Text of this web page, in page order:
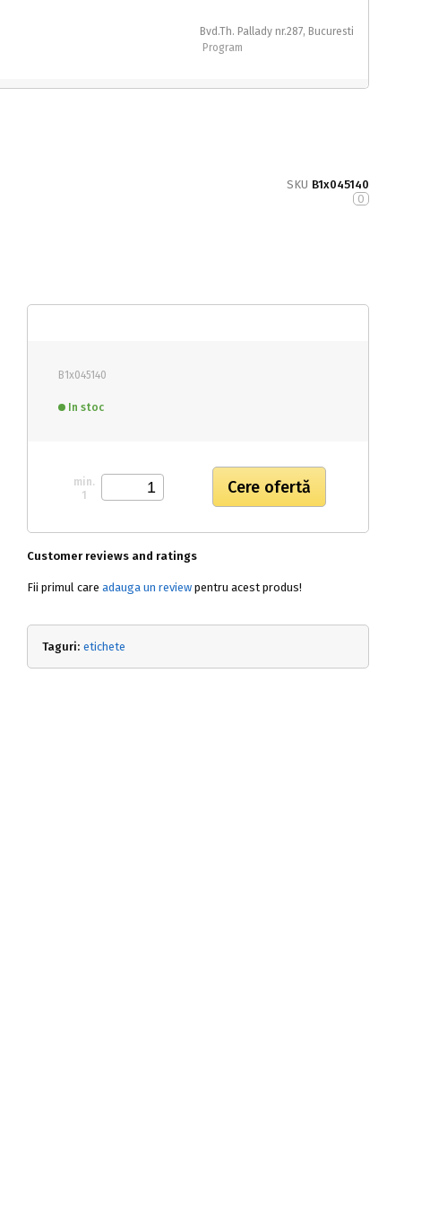
Bvd.Th. Pallady nr.287, Bucuresti
Program
SKU B1x045140
0
B1x045140
In stoc
min.
1
Customer reviews and ratings
Fii primul care adauga un review pentru acest produs!
Taguri: etichete